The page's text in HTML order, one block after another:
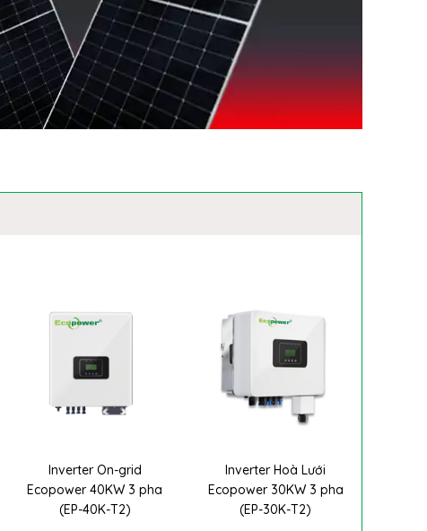
Inverter On-grid
Ecopower 40KW 3 pha
(EP-40K-T2)
Inverter Hoà Lưới
Ecopower 30KW 3 pha
(EP-30K-T2)